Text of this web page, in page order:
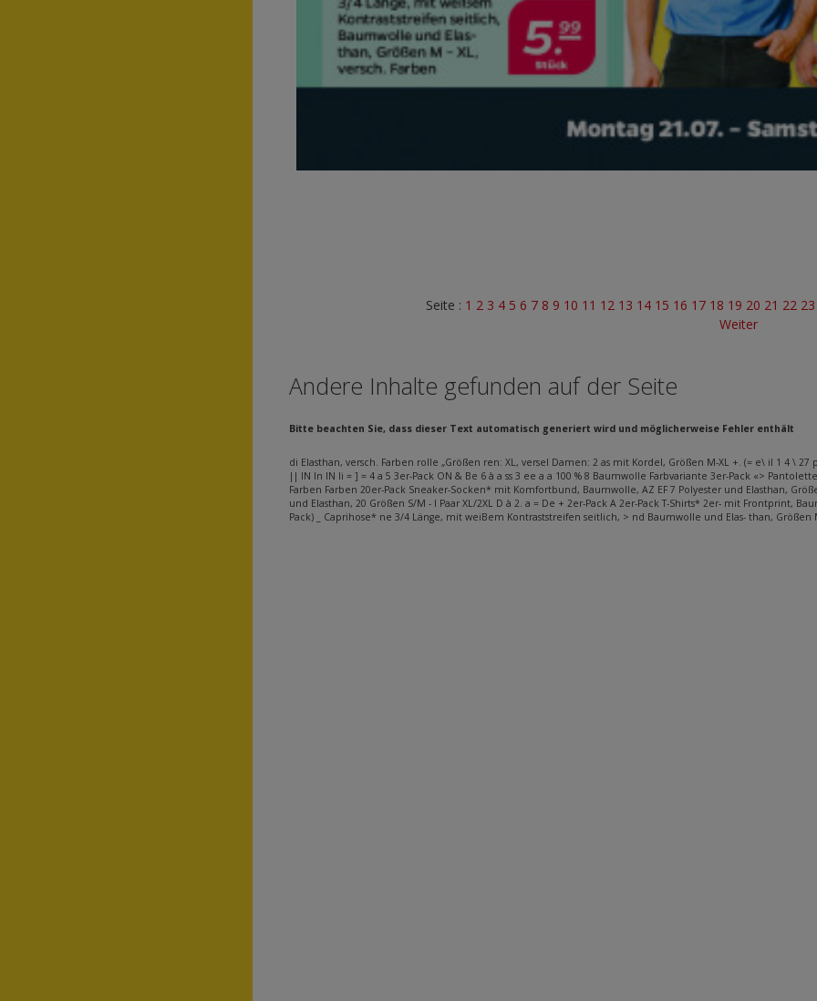
Seite : 1 2 3 4 5 6 7 8 9 10 11 12 13 14 15 16 17 18 19 20 21 22
Weiter
Andere Inhalte gefunden auf der Seite
Bitte beachten Sie, dass dieser Text automatisch generiert wird und möglicherweise Fehler enthält
di Elasthan, versch. Farben rolle „Größen ren: XL, versel Damen: 2 as mit Kordel, Größen M-XL +. (= e\ il 1 4 \
|| IN In IN Ii = ] = 4 a 5 3er-Pack ON & Be 6 à a ss 3 ee a a 100 % 8 Baumwolle Farbvariante 3er-Pack «>
Farben Farben 20er-Pack Sneaker-Socken* mit Komfortbund, Baumwolle, AZ EF 7 Polyester und Elasthan,
und Elasthan, 20 Größen S/M - I Paar XL/2XL D à 2. a = De + 2er-Pack A 2er-Pack T-Shirts* 2er- mit Frontprint,
Pack) _ Caprihose* ne 3/4 Länge, mit weiBem Kontraststreifen seitlich, > nd Baumwolle und Elas- than, Größen